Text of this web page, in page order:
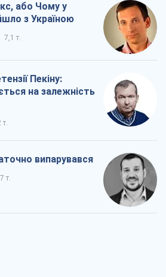
або Чому у
з Україною
7,1 т.
Пекіну:
на залежність
т.
випарувався
т.